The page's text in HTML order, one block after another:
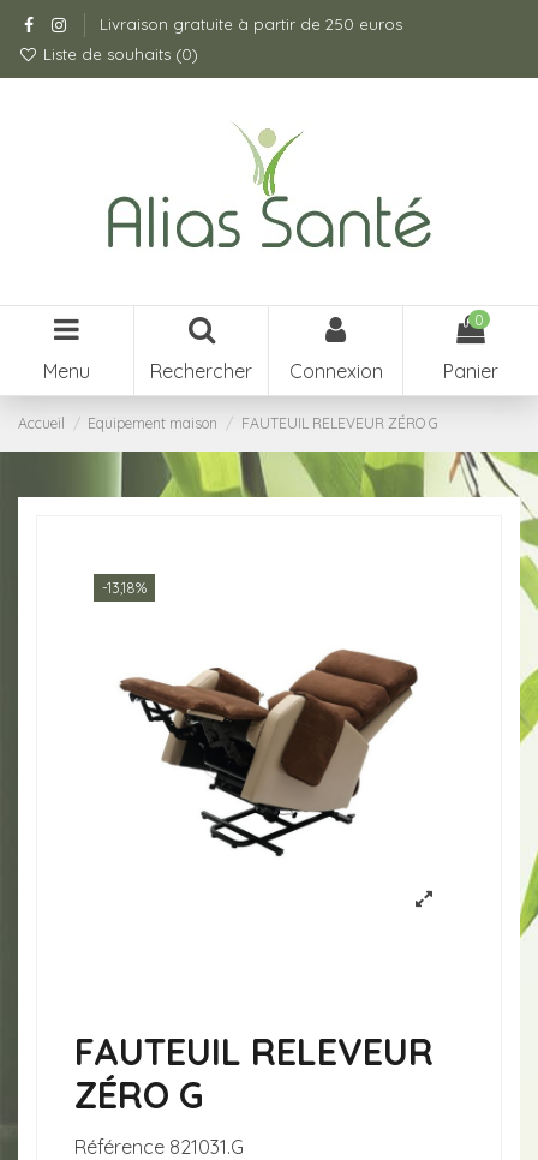
Livraison gratuite à partir de 250 euros
Liste de souhaits (0)
Menu Rechercher Connexion
0
Panier
Accueil Equipement maison FAUTEUIL RELEVEUR ZÉRO G
-13,18%
FAUTEUIL RELEVEUR
ZÉRO G
Référence 821031.G